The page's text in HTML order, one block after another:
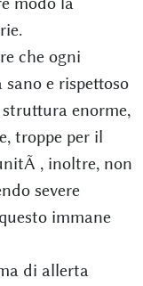
che ogni
e rispettoso
enorme,
troppe per il
, inoltre, non
severe
immane
di allerta